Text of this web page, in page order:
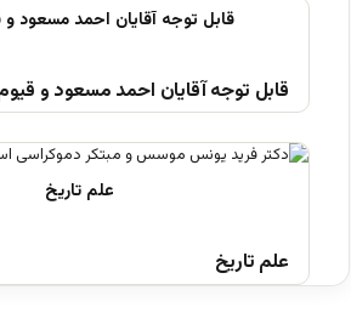
قابل توجه آقایان احمد مسعود و
علم تاریخ